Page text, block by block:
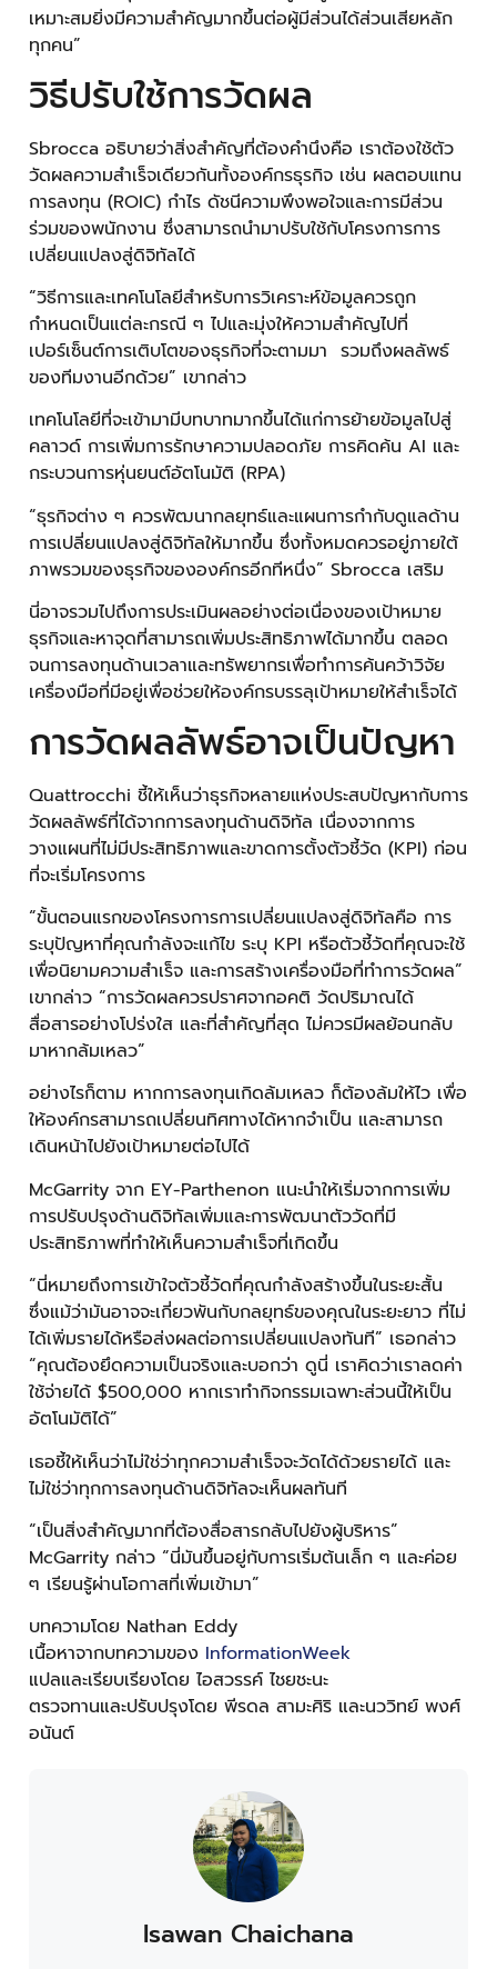
เหมาะสมยิ่งมีความสำคัญมากขึ้นต่อผู้มีส่วนได้ส่วนเสียหลัก
ทุกคน”
วิธีปรับใช้การวัดผล
Sbrocca อธิบายว่าสิ่งสำคัญที่ต้องคำนึงคือ เราต้องใช้ตัว
วัดผลความสำเร็จเดียวกันทั้งองค์กรธุรกิจ เช่น ผลตอบแทน
การลงทุน (ROIC) กำไร ดัชนีความพึงพอใจและการมีส่วน
ร่วมของพนักงาน ซึ่งสามารถนำมาปรับใช้กับโครงการการ
เปลี่ยนแปลงสู่ดิจิทัลได้
“วิธีการและเทคโนโลยีสำหรับการวิเคราะห์ข้อมูลควรถูก
กำหนดเป็นแต่ละกรณี ๆ ไปและมุ่งให้ความสำคัญไปที่
เปอร์เซ็นต์การเติบโตของธุรกิจที่จะตามมา รวมถึงผลลัพธ์
ของทีมงานอีกด้วย” เขากล่าว
เทคโนโลยีที่จะเข้ามามีบทบาทมากขึ้นได้แก่การย้ายข้อมูลไปสู่
คลาวด์ การเพิ่มการรักษาความปลอดภัย การคิดค้น AI และ
กระบวนการหุ่นยนต์อัตโนมัติ (RPA)
“ธุรกิจต่าง ๆ ควรพัฒนากลยุทธ์และแผนการกำกับดูแลด้าน
การเปลี่ยนแปลงสู่ดิจิทัลให้มากขึ้น ซึ่งทั้งหมดควรอยู่ภายใต้
ภาพรวมของธุรกิจขององค์กรอีกทีหนึ่ง” Sbrocca เสริม
นี่อาจรวมไปถึงการประเมินผลอย่างต่อเนื่องของเป้าหมาย
ธุรกิจและหาจุดที่สามารถเพิ่มประสิทธิภาพได้มากขึ้น ตลอด
จนการลงทุนด้านเวลาและทรัพยากรเพื่อทำการค้นคว้าวิจัย
เครื่องมือที่มีอยู่เพื่อช่วยให้องค์กรบรรลุเป้าหมายให้สำเร็จได้
การวัดผลลัพธ์อาจเป็นปัญหา
Quattrocchi ชี้ให้เห็นว่าธุรกิจหลายแห่งประสบปัญหากับการ
วัดผลลัพธ์ที่ได้จากการลงทุนด้านดิจิทัล เนื่องจากการ
วางแผนที่ไม่มีประสิทธิภาพและขาดการตั้งตัวชี้วัด (KPI) ก่อน
ที่จะเริ่มโครงการ
“ขั้นตอนแรกของโครงการการเปลี่ยนแปลงสู่ดิจิทัลคือ การ
ระบุปัญหาที่คุณกำลังจะแก้ไข ระบุ KPI หรือตัวชี้วัดที่คุณจะใช้
เพื่อนิยามความสำเร็จ และการสร้างเครื่องมือที่ทำการวัดผล”
เขากล่าว “การวัดผลควรปราศจากอคติ วัดปริมาณได้
สื่อสารอย่างโปร่งใส และที่สำคัญที่สุด ไม่ควรมีผลย้อนกลับ
มาหากล้มเหลว”
อย่างไรก็ตาม หากการลงทุนเกิดล้มเหลว ก็ต้องล้มให้ไว เพื่อ
ให้องค์กรสามารถเปลี่ยนทิศทางได้หากจำเป็น และสามารถ
เดินหน้าไปยังเป้าหมายต่อไปได้
McGarrity จาก EY-Parthenon แนะนำให้เริ่มจากการเพิ่ม
การปรับปรุงด้านดิจิทัลเพิ่มและการพัฒนาตัววัดที่มี
ประสิทธิภาพที่ทำให้เห็นความสำเร็จที่เกิดขึ้น
“นี่หมายถึงการเข้าใจตัวชี้วัดที่คุณกำลังสร้างขึ้นในระยะสั้น
ซึ่งแม้ว่ามันอาจจะเกี่ยวพันกับกลยุทธ์ของคุณในระยะยาว ที่ไม่
ได้เพิ่มรายได้หรือส่งผลต่อการเปลี่ยนแปลงทันที” เธอกล่าว
“คุณต้องยึดความเป็นจริงและบอกว่า ดูนี่ เราคิดว่าเราลดค่า
ใช้จ่ายได้ $500,000 หากเราทำกิจกรรมเฉพาะส่วนนี้ให้เป็น
อัตโนมัติได้”
เธอชี้ให้เห็นว่าไม่ใช่ว่าทุกความสำเร็จจะวัดได้ด้วยรายได้ และ
ไม่ใช่ว่าทุกการลงทุนด้านดิจิทัลจะเห็นผลทันที
“เป็นสิ่งสำคัญมากที่ต้องสื่อสารกลับไปยังผู้บริหาร”
McGarrity กล่าว “นี่มันขึ้นอยู่กับการเริ่มต้นเล็ก ๆ และค่อย
ๆ เรียนรู้ผ่านโอกาสที่เพิ่มเข้ามา”
บทความโดย Nathan Eddy
เนื้อหาจากบทความของ InformationWeek
แปลและเรียบเรียงโดย ไอสวรรค์ ไชยชะนะ
ตรวจทานและปรับปรุงโดย พีรดล สามะศิริ และนววิทย์ พงศ์
อนันต์
Isawan Chaichana